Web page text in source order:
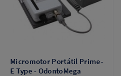
Micromotor Portátil Prime-
E Type - OdontoMega